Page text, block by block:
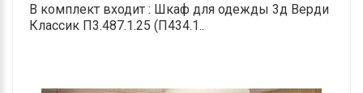
В комплект входит : Шкаф для одежды 3д Верди
Классик П3.487.1.25 (П434.1..